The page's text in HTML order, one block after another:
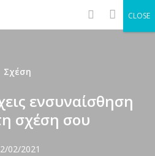
search
Σχέση
ενσυναίσθηση
σχέση σου
02/2021
CLOSE